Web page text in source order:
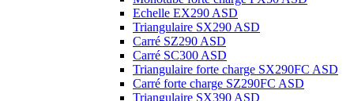
Echelle EX290 ASD
Triangulaire SX290 ASD
Carré SZ290 ASD
Carré SC300 ASD
Triangulaire forte charge SX290FC ASD
Carré forte charge SZ290FC ASD
Triangulaire SX390 ASD